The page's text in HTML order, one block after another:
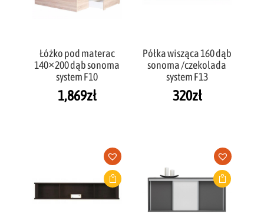
Łóżko pod materac
140×200 dąb sonoma
system F10
1,869zł
Półka wisząca 160 dąb
sonoma /czekolada
system F13
320zł